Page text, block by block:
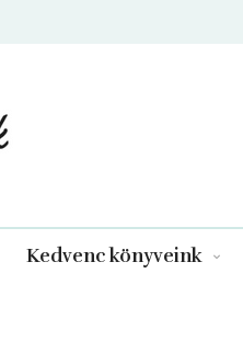
Kedvenc könyveink